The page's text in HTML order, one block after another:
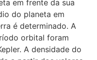
em frente da sua
do planeta em
é determinado. A
orbital foram
A densidade do